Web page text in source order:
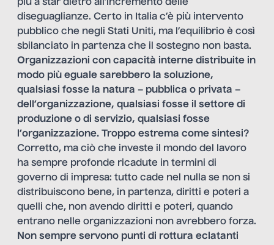
più a star dietro all’incremento delle
diseguaglianze. Certo in Italia c’è più intervento
pubblico che negli Stati Uniti, ma l’equilibrio è così
sbilanciato in partenza che il sostegno non basta.
Organizzazioni con capacità interne distribuite in
modo più eguale sarebbero la soluzione,
qualsiasi fosse la natura – pubblica o privata –
dell’organizzazione, qualsiasi fosse il settore di
produzione o di servizio, qualsiasi fosse
l’organizzazione. Troppo estrema come sintesi?
Corretto, ma ciò che investe il mondo del lavoro
ha sempre profonde ricadute in termini di
governo di impresa: tutto cade nel nulla se non si
distribuiscono bene, in partenza, diritti e poteri a
quelli che, non avendo diritti e poteri, quando
entrano nelle organizzazioni non avrebbero forza.
Non sempre servono punti di rottura eclatanti